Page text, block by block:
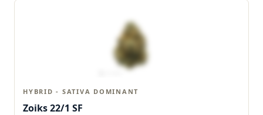
HYBRID - SATIVA DOMINANT
Zoiks 22/1 SF